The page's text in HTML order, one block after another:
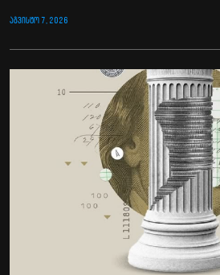
ᲐᲒᲕᲘᲡᲢᲝ 7, 2026